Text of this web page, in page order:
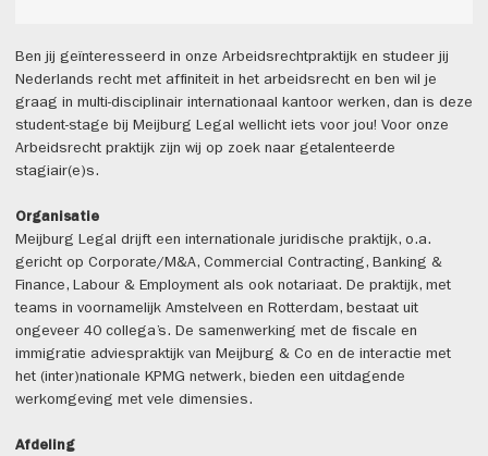
Ben jij geïnteresseerd in onze Arbeidsrechtpraktijk en studeer jij
Nederlands recht met affiniteit in het arbeidsrecht en ben wil je
graag in multi-disciplinair internationaal kantoor werken, dan is deze
student-stage bij Meijburg Legal wellicht iets voor jou! Voor onze
Arbeidsrecht praktijk zijn wij op zoek naar getalenteerde
stagiair(e)s.
Organisatie
Meijburg Legal drijft een internationale juridische praktijk, o.a.
gericht op Corporate/M&A, Commercial Contracting, Banking &
Finance, Labour & Employment als ook notariaat. De praktijk, met
teams in voornamelijk Amstelveen en Rotterdam, bestaat uit
ongeveer 40 collega’s. De samenwerking met de fiscale en
immigratie adviespraktijk van Meijburg & Co en de interactie met
het (inter)nationale KPMG netwerk, bieden een uitdagende
werkomgeving met vele dimensies.
Afdeling